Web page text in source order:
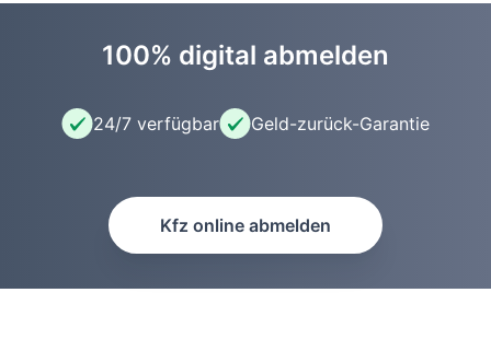
100% digital abmelden
24/7 verfügbar Geld-zurück-Garantie
Kfz online abmelden